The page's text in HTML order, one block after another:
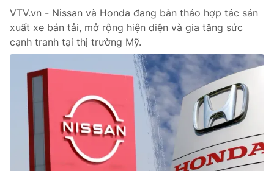
Xã hội
Pháp luật
Y tế
Thế giới
Tin tức
Kinh tế
VTV.vn - Nissan và Honda đang bàn thảo hợp tác sản
xuất xe bán tải, mở rộng hiện diện và gia tăng sức
cạnh tranh tại thị trường Mỹ.